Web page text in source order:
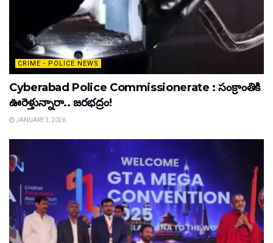
CRIME - POLICE NEWS
Cyberabad Police Commissionerate : సంక్రాంతికి
ఊరెళ్తున్నారా.. జరభద్రం!
JANUARY 3, 2026